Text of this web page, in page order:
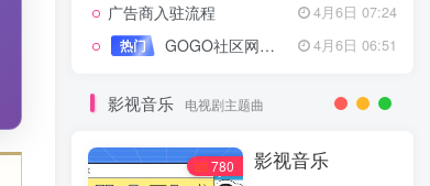
广告商入驻流程
4月6日 07:24
热门
GOGO社区网站搭建(自助服务) 4月6日 06:51
影视音乐 电视剧主题曲
780 影视音乐